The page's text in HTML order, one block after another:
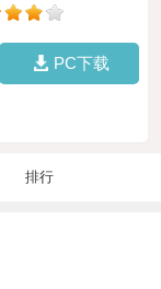
PC下载
排行